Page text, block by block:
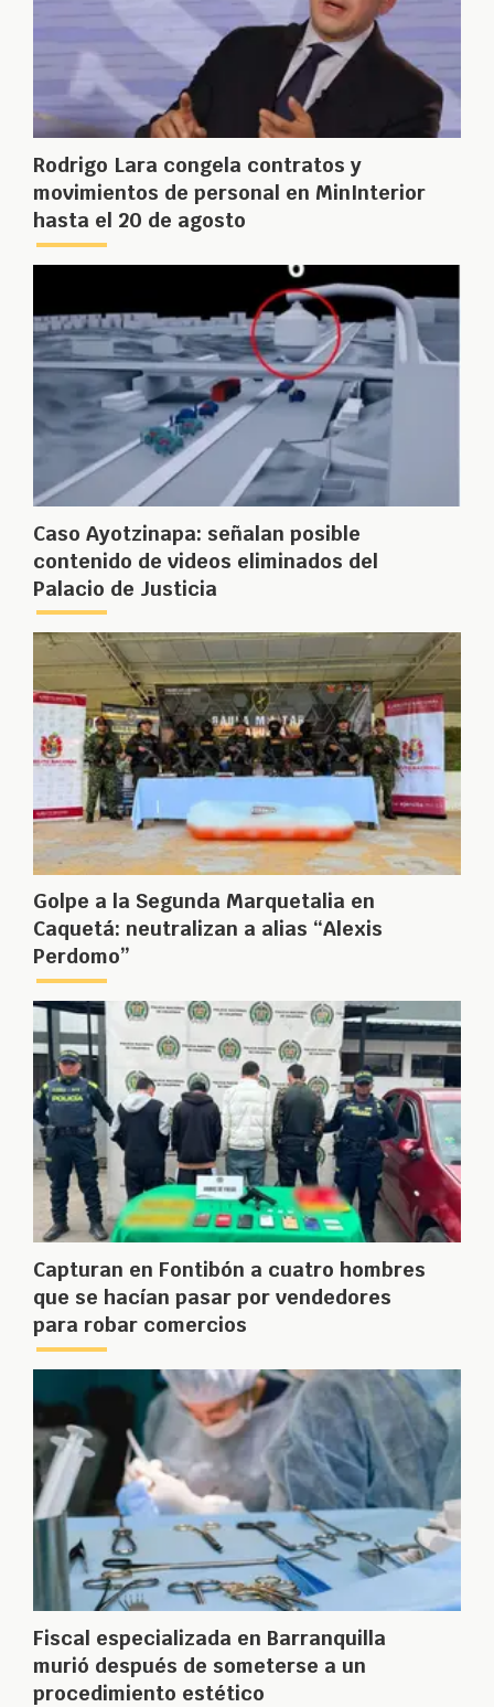
Rodrigo Lara congela contratos y
movimientos de personal en MinInterior
hasta el 20 de agosto
Caso Ayotzinapa: señalan posible
contenido de videos eliminados del
Palacio de Justicia
Golpe a la Segunda Marquetalia en
Caquetá: neutralizan a alias “Alexis
Perdomo”
Capturan en Fontibón a cuatro hombres
que se hacían pasar por vendedores
para robar comercios
Fiscal especializada en Barranquilla
murió después de someterse a un
procedimiento estético